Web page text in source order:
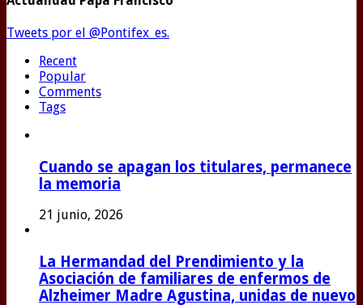
Tweets por el @Pontifex_es.
Recent
Popular
Comments
Tags
Cuando se apagan los titulares, permanece
la memoria
21 junio, 2026
La Hermandad del Prendimiento y la
Asociación de familiares de enfermos de
Alzheimer Madre Agustina, unidas de nuevo